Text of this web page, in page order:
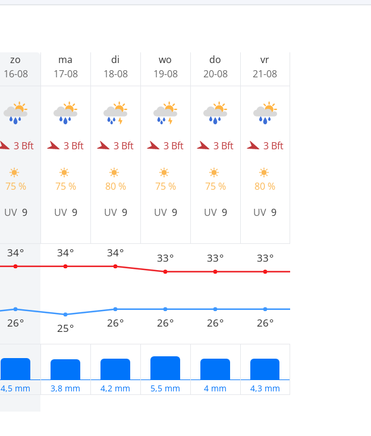
zo
16-08
3 Bft
75 %
UV 9
26°
34°
4,5 mm
ma
17-08
3 Bft
75 %
UV 9
25°
34°
3,8 mm
di
18-08
3 Bft
80 %
UV 9
26°
34°
4,2 mm
wo
19-08
3 Bft
75 %
UV 9
26°
33°
5,5 mm
do
20-08
3 Bft
75 %
UV 9
26°
33°
4 mm
vr
21-08
3 Bft
80 %
UV9
26°
33°
4,3 mm